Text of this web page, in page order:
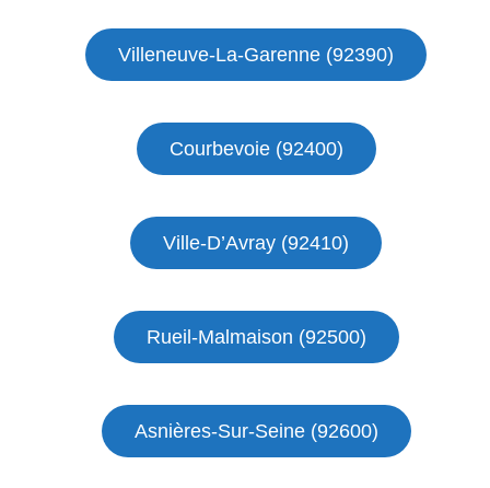
Villeneuve-La-Garenne (92390)
Courbevoie (92400)
Ville-D’Avray (92410)
Rueil-Malmaison (92500)
Asnières-Sur-Seine (92600)